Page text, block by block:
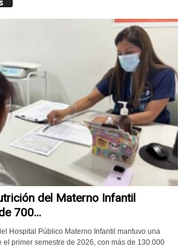
del Materno Infantil
700...
Hospital Público Materno Infantil mantuvo una
el primer semestre de 2026, con más de 130.000